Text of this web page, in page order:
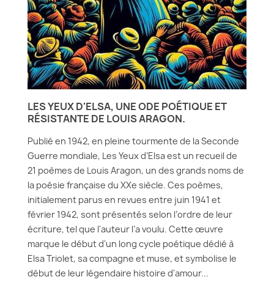
LES YEUX D'ELSA, UNE ODE POÉTIQUE ET
RÉSISTANTE DE LOUIS ARAGON.
Publié en 1942, en pleine tourmente de la Seconde
Guerre mondiale, Les Yeux d’Elsa est un recueil de
21 poèmes de Louis Aragon, un des grands noms de
la poésie française du XXe siècle. Ces poèmes,
initialement parus en revues entre juin 1941 et
février 1942, sont présentés selon l’ordre de leur
écriture, tel que l'auteur l’a voulu. Cette œuvre
marque le début d'un long cycle poétique dédié à
Elsa Triolet, sa compagne et muse, et symbolise le
début de leur légendaire histoire d'amour...